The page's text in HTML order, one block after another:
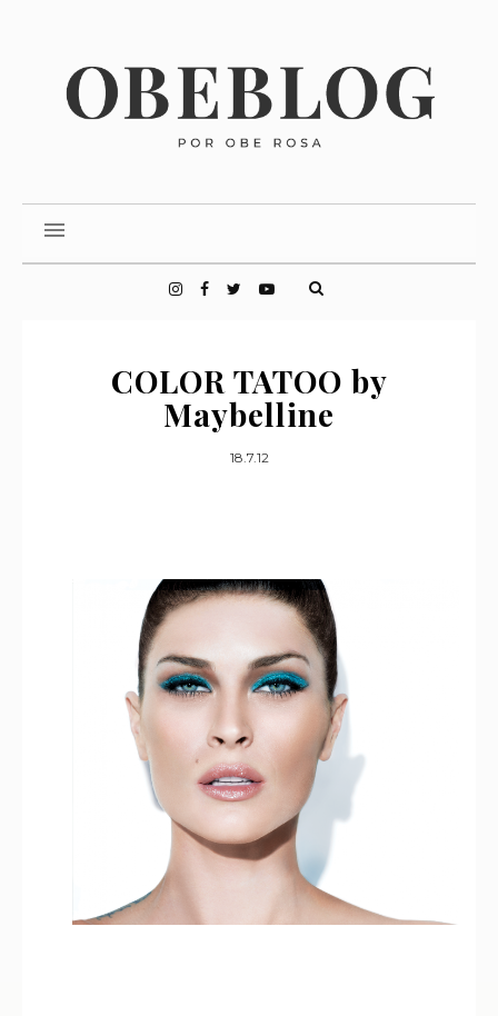
COLOR TATOO by
Maybelline
18.7.12